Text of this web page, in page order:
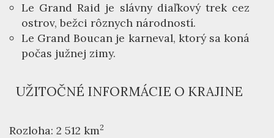
Le Grand Raid je slávny diaľkový trek cez
ostrov, bežci rôznych národností.
Le Grand Boucan je karneval, ktorý sa koná
počas južnej zimy.
UŽITOČNÉ INFORMÁCIE O KRAJINE
Rozloha: 2 512 km2